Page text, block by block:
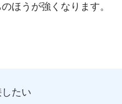
ほうが強くなります。
したい